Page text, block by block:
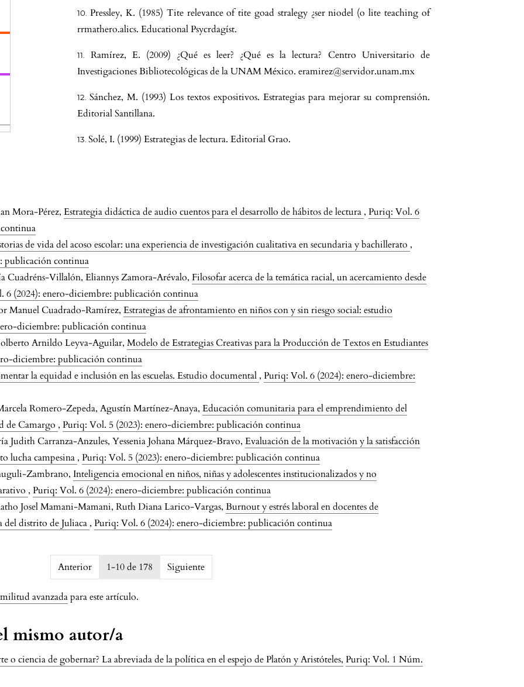
Pressley, K. (1985) Tite relevance of tite goad stralegy ¿ser niodel (o lite teaching of
rrmathero.alics. Educational Psycrdagíst.
Ramírez, E. (2009) ¿Qué es leer? ¿Qué es la lectura? Centro Universitario de
Investigaciones Bibliotecológicas de la UNAM México. eramirez@servidor.unam.mx
Sánchez, M. (1993) Los textos expositivos. Estrategias para mejorar su comprensión.
Editorial Santillana.
Solé, I. (1999) Estrategias de lectura. Editorial Grao.
Mora-Pérez,Estrategia didáctica de audio cuentos para el desarrollo de hábitos de lectura ,Puriq: Vol. 6
de vida del acoso escolar: una experiencia de investigación cualitativa en secundaria y bachillerato ,
publicación continua
Cuadréns-Villalón, Eliannys Zamora-Arévalo,Filosofar acerca de la temática racial, un acercamiento desde
6 (2024): enero-diciembre: publicación continua
Manuel Cuadrado-Ramírez,Estrategias de afrontamiento en niños con y sin riesgo social: estudio
diciembre: publicación continua
Arnildo Leyva-Aguilar,Modelo de Estrategias Creativas para la Producción de Textos en Estudiantes
diciembre: publicación continua
la equidad e inclusión en las escuelas. Estudio documental ,Puriq: Vol. 6 (2024): enero-diciembre:
Romero-Zepeda, Agustín Martínez-Anaya,Educación comunitaria para el emprendimiento del
de Camargo ,Puriq: Vol. 5 (2023): enero-diciembre: publicación continua
Judith Carranza-Anzules, Yessenia Johana Márquez-Bravo,Evaluación de la motivación y la satisfacción
lucha campesina ,Puriq: Vol. 5 (2023): enero-diciembre: publicación continua
Zambrano, Inteligencia emocional en niños, niñas y adolescentes institucionalizados y no
,Puriq: Vol. 6 (2024): enero-diciembre: publicación continua
Josel Mamani-Mamani, Ruth Diana Larico-Vargas,Burnout y estrés laboral en docentes de
del distrito de Juliaca ,Puriq: Vol. 6 (2024): enero-diciembre: publicación continua
Anterior 1-10 de 178 Siguiente
avanzadapara este artículo.
mismo autor/a
o ciencia de gobernar? La abreviada de la política en el espejo de Platón y Aristóteles,Puriq: Vol. 1 Núm.